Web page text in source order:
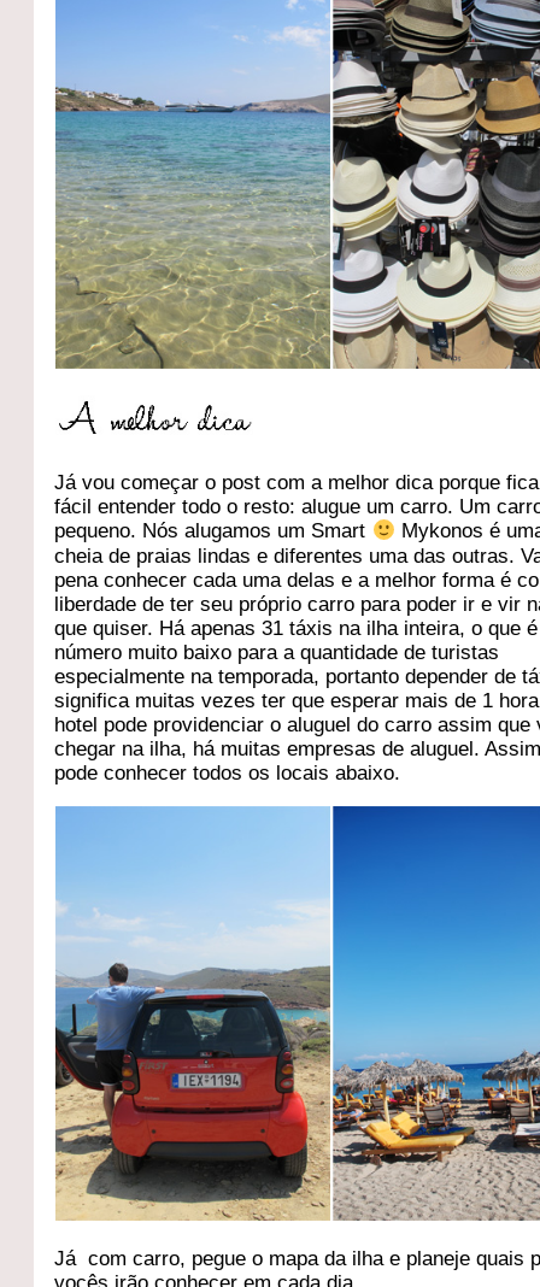
Já vou começar o post com a melhor dica porque
fácil entender todo o resto: alugue um carro. Um
pequeno. Nós alugamos um Smart
Mykonos é
cheia de praias lindas e diferentes uma das outras.
pena conhecer cada uma delas e a melhor forma é
liberdade de ter seu próprio carro para poder ir e vir
que quiser. Há apenas 31 táxis na ilha inteira, o que
número muito baixo para a quantidade de turistas
especialmente na temporada, portanto depender de
significa muitas vezes ter que esperar mais de 1
hotel pode providenciar o aluguel do carro assim que
chegar na ilha, há muitas empresas de aluguel.
pode conhecer todos os locais abaixo.
Já com carro, pegue o mapa da ilha e planeje quais